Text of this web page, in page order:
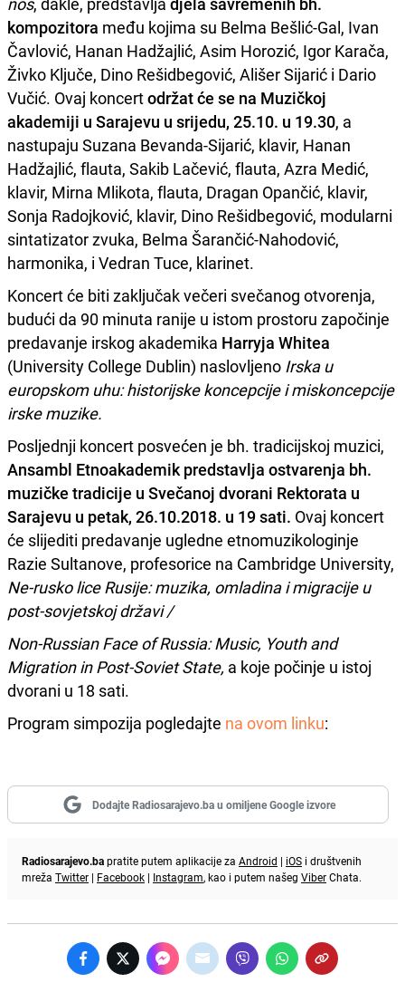
kompozitora među kojima su Belma Bešlić-Gal, Ivan
Čavlović, Hanan Hadžajlić, Asim Horozić, Igor Karača,
Živko Ključe, Dino Rešidbegović, Ališer Sijarić i Dario
Vučić. Ovaj koncertodržat će se na Muzičkoj
akademiji u Sarajevu u srijedu, 25.10. u 19.30, a
nastupaju Suzana Bevanda-Sijarić, klavir, Hanan
Hadžajlić, flauta, Sakib Lačević, flauta, Azra Medić,
klavir, Mirna Mlikota, flauta, Dragan Opančić, klavir,
Sonja Radojković, klavir, Dino Rešidbegović, modularni
sintatizator zvuka, Belma Šarančić-Nahodović,
harmonika, i Vedran Tuce, klarinet.
Koncert će biti zaključak večeri svečanog otvorenja,
budući da 90 minuta ranije u istom prostoru započinje
predavanje irskog akademika Harryja Whitea
(University College Dublin) naslovljeno Irska u
europskom uhu: historijske koncepcije i miskoncepcije
irske muzike.
Posljednji koncert posvećen je bh. tradicijskoj muzici,
Ansambl Etnoakademik predstavlja ostvarenja bh.
muzičke tradicije u Svečanoj dvorani Rektorata u
Sarajevu u petak, 26.10.2018. u 19 sati. Ovaj koncert
će slijediti predavanje ugledne etnomuzikologinje
Razie Sultanove, profesorice na Cambridge University,
Ne-rusko lice Rusije: muzika, omladina i migracije u
post-sovjetskoj državi /
Non-Russian Face of Russia: Music, Youth and
Migration in Post-Soviet State, a koje počinje u istoj
dvorani u 18 sati.
Program simpozija pogledajte na ovom linku:
Dodajte Radiosarajevo.ba u omiljene Google izvore
Radiosarajevo.bapratite putem aplikacije za Android | iOS i društvenih
mreža Twitter | Facebook | Instagram, kao i putem našeg ViberChata.